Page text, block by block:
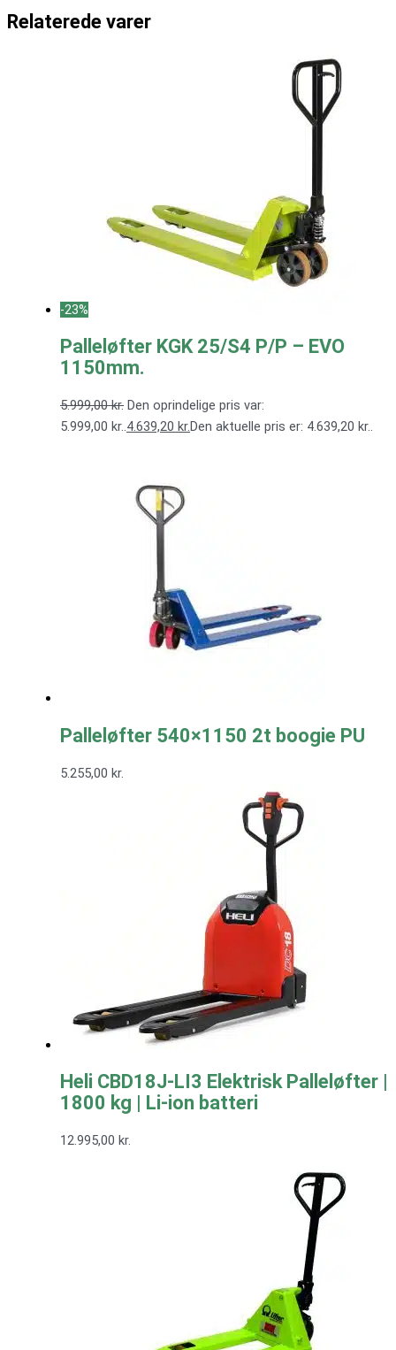
Relaterede varer
-23%
Palleløfter KGK 25/S4 P/P – EVO
1150mm.
5.999,00kr. Den oprindelige pris var:
5.999,00 kr..4.639,20 kr.Den aktuelle pris er: 4.639,20 kr..
Palleløfter 540×1150 2t boogie PU
5.255,00 kr.
Heli CBD18J-LI3 Elektrisk Palleløfter |
1800 kg | Li-ion batteri
12.995,00 kr.